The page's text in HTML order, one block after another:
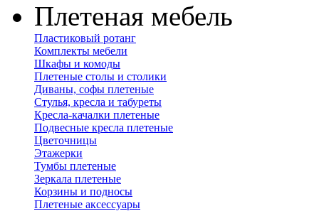
Плетеная мебель
Пластиковый ротанг
Комплекты мебели
Шкафы и комоды
Плетеные столы и столики
Диваны, софы плетеные
Стулья, кресла и табуреты
Кресла-качалки плетеные
Подвесные кресла плетеные
Цветочницы
Этажерки
Тумбы плетеные
Зеркала плетеные
Корзины и подносы
Плетеные аксессуары